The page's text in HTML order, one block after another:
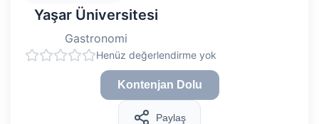
Yaşar Üniversitesi
Gastronomi
Henüz değerlendirme yok
Kontenjan Dolu
Paylaş